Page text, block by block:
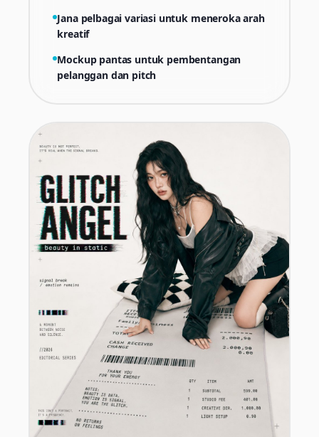
Jana pelbagai variasi untuk meneroka arah
kreatif
Mockup pantas untuk pembentangan
pelanggan dan pitch